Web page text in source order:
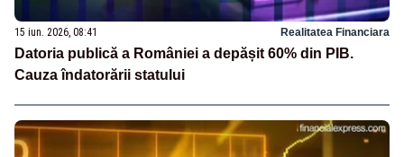
15 iun. 2026, 08:41 Realitatea Financiara
Datoria publică a României a depășit 60% din PIB.
Cauza îndatorării statului